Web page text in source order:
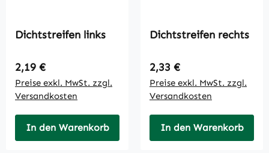
Dichtstreifen links
Regulärer Preis:
2,19 €
Preise exkl. MwSt. zzgl.
Versandkosten
In den Warenkorb
Dichtstreifen rechts
Regulärer Preis:
2,33 €
Preise exkl. MwSt. zzgl.
Versandkosten
In den Warenkorb